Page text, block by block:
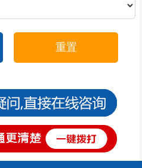
2026-07-18
2026-07-17
2026-07-17
2026-07-16
2026-07-15
重置